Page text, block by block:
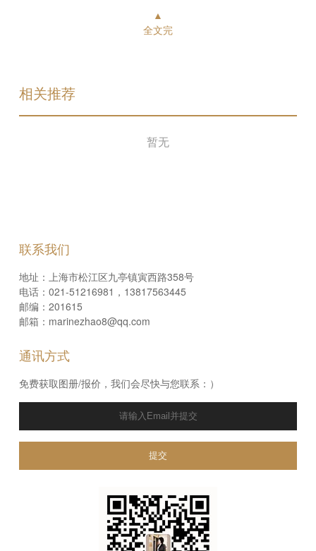
▲
全文完
相关推荐
暂无
联系我们
地址：上海市松江区九亭镇寅西路358号
电话：021-51216981，13817563445
邮编：201615
邮箱：marinezhao8@qq.com
通讯方式
免费获取图册/报价，我们会尽快与您联系：）
提交